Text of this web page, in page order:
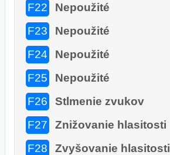
F22
Nepoužité
F23
Nepoužité
F24
Nepoužité
F25
Nepoužité
F26
Stlmenie zvukov
F27
Znižovanie hlasitosti
F28
Zvyšovanie hlasitosti